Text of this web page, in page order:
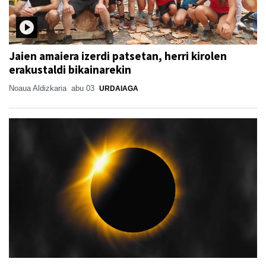
Jaien amaiera izerdi patsetan, herri kirolen
erakustaldi bikainarekin
Noaua Aldizkaria abu 03 URDAIAGA